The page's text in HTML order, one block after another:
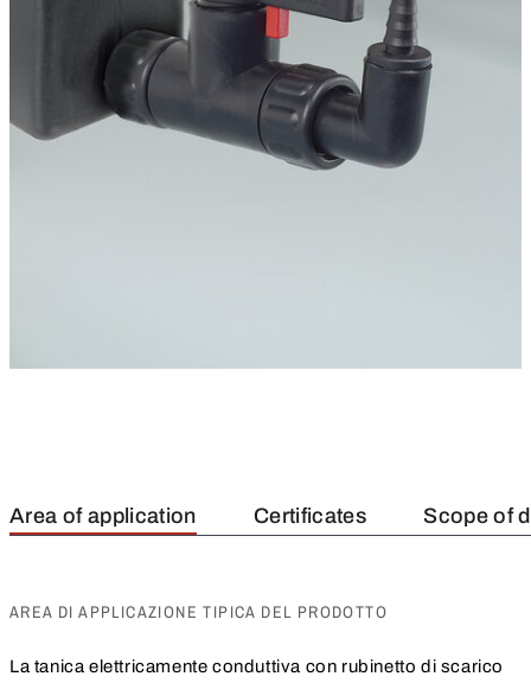
Area of application Certificates Scope of
AREA DI APPLICAZIONE TIPICA DEL PRODOTTO
La tanica elettricamente conduttiva con rubinetto di scarico